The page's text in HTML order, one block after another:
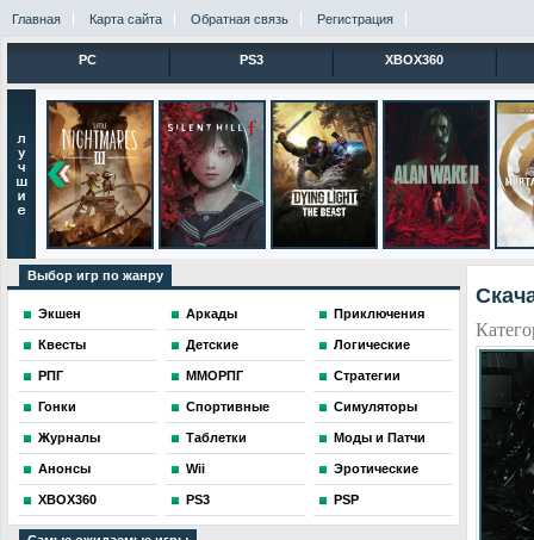
Главная Карта сайта Обратная связь Регистрация
PC PS3 XBOX360
Выбор игр по жанру
Экшен Аркады Приключения
Квесты Детские Логические
РПГ ММОРПГ Стратегии
Гонки Спортивные Симуляторы
Журналы Таблетки Моды и Патчи
Анонсы Wii Эротические
XBOX360 PS3 PSP